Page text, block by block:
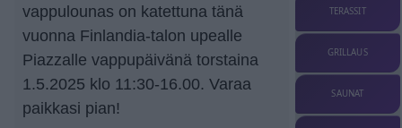
vappulounas on katettuna tänä
vuonna Finlandia-talon upealle
Piazzalle vappupäivänä torstaina
1.5.2025 klo 11:30-16.00. Varaa
paikkasi pian!
TERASSIT
GRILLAUS
SAUNAT